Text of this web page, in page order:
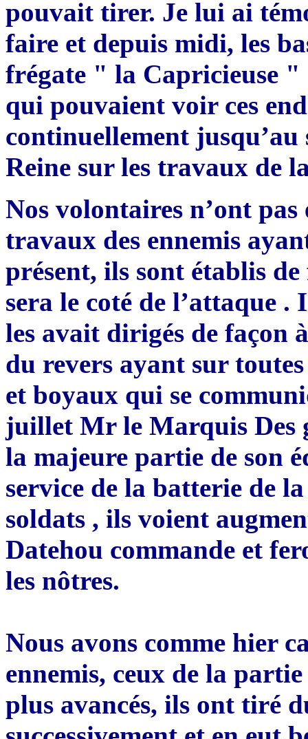
pouvait tirer. Je lui ai
faire et depuis midi, les
frégate " la Capricieuse "
qui pouvaient voir ces
continuellement
Reine sur les travaux de
Nos volontaires n’ont pas
travaux des ennemis
présent, ils sont établis
sera le coté de l’attaque
les avait dirigés de façon
du revers ayant sur toutes
et boyaux qui se
juillet Mr le Marquis Des
la majeure partie de son
service de la batterie de
soldats , ils voient
Datehou commande et
les nôtres.
Nous avons comme hier
ennemis, ceux de la
plus avancés, ils ont tiré